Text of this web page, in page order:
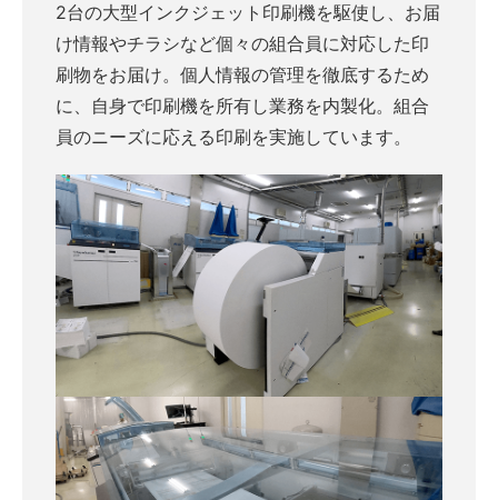
2台の大型インクジェット印刷機を駆使し、お届
け情報やチラシなど個々の組合員に対応した印
刷物をお届け。個人情報の管理を徹底するため
に、自身で印刷機を所有し業務を内製化。組合
員のニーズに応える印刷を実施しています。